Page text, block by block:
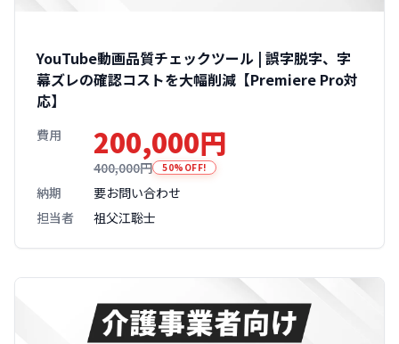
YouTube動画品質チェックツール | 誤字脱字、字
幕ズレの確認コストを大幅削減【Premiere Pro対
応】
費用 200,000円
400,000円 50%OFF!
納期
要お問い合わせ
担当者
祖父江聡士